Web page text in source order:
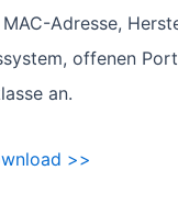
Adresse,
offenen
an.
>>